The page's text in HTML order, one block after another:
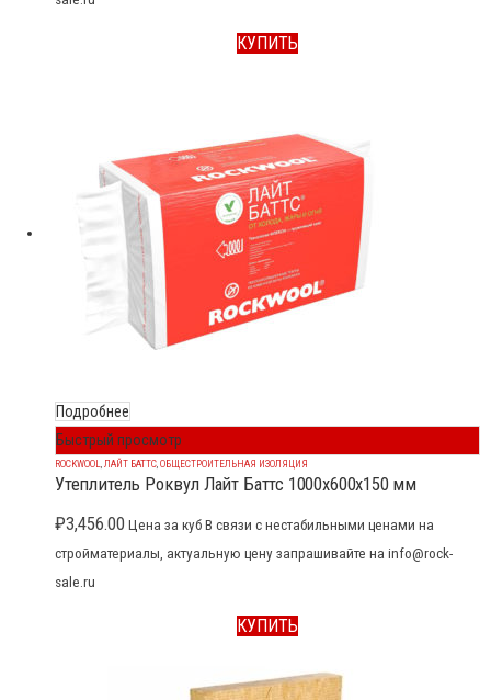
КУПИТЬ
Подробнее
Быстрый просмотр
ROCKWOOL ЛАЙТ БАТТС ОБЩЕСТРОИТЕЛЬНАЯ ИЗОЛЯЦИЯ
Утеплитель Роквул Лайт Баттс 1000x600x150 мм
₽3,456.00 Цена за куб В связи с нестабильными ценами на
стройматериалы, актуальную цену запрашивайте на info@rock-
sale.ru
КУПИТЬ